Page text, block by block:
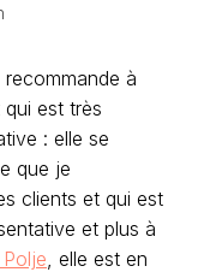
à
est très
: elle se
que je
clients et qui est
et plus à
, elle est en